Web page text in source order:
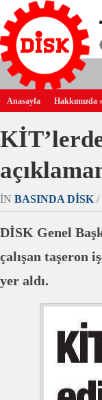
Anasayfa Hakkımızda
IN BASINDA DİSK/
DİSK Genel
çalışan taşeron
yer aldı.